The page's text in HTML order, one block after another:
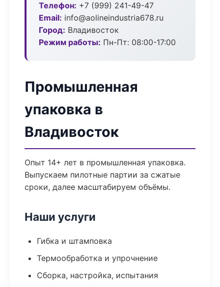
Телефон: +7 (999) 241-49-47
Email: info@aolineindustria678.ru
Город: Владивосток
Режим работы: Пн-Пт: 08:00-17:00
Промышленная
упаковка в
Владивосток
Опыт 14+ лет в промышленная упаковка.
Выпускаем пилотные партии за сжатые
сроки, далее масштабируем объёмы.
Наши услуги
Гибка и штамповка
Термообработка и упрочнение
Сборка, настройка, испытания